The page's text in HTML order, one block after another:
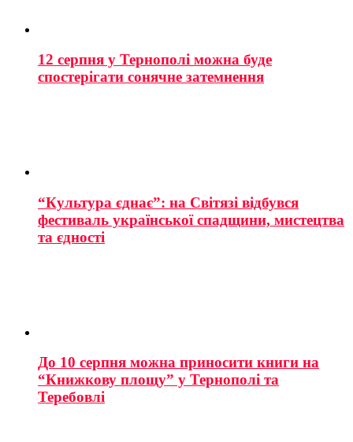
12 серпня у Тернополі можна буде
спостерігати сонячне затемнення
“Культура єднає”: на Світязі відбувся
фестиваль української спадщини, мистецтва
та єдності
До 10 серпня можна приносити книги на
“Книжкову площу” у Тернополі та
Теребовлі